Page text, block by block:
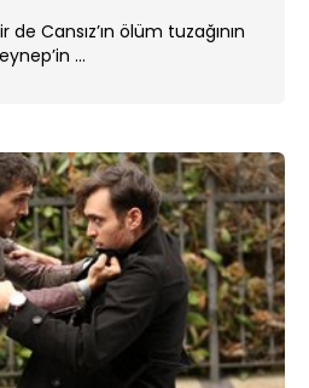
Cansız’ın ölüm tuzağının
...